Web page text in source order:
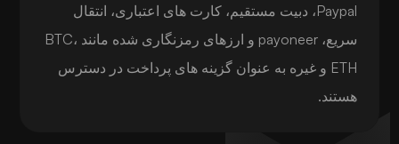
Paypal، دبیت مستقیم، کارت های اعتباری، انتقال
سریع، payoneer و ارزهای رمزنگاری شده مانند BTC،
ETH و غیره به عنوان گزینه های پرداخت در دسترس
هستند.